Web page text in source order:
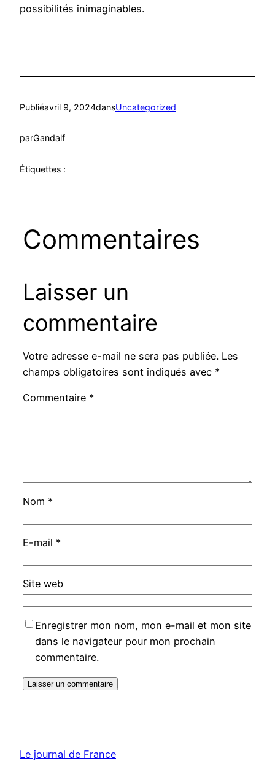
possibilités inimaginables.
Publiéavril 9, 2024dansUncategorized
parGandalf
Étiquettes :
Commentaires
Laisser un
commentaire
Votre adresse e-mail ne sera pas publiée. Les
champs obligatoires sont indiqués avec *
Commentaire *
Nom *
E-mail *
Site web
Enregistrer mon nom, mon e-mail et mon site
dans le navigateur pour mon prochain
commentaire.
Le journal de France